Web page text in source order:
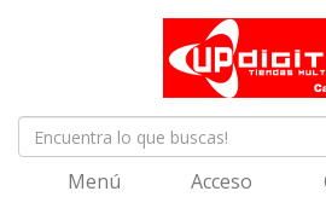
Menú Acceso